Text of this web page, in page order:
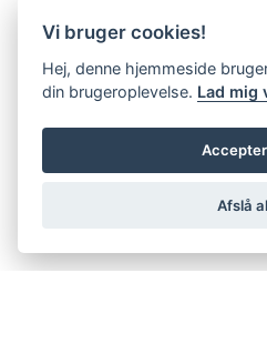
Vi bruger cookies!
Hej, denne hjemmeside
din brugeroplevelse. Lad mig
Afslå